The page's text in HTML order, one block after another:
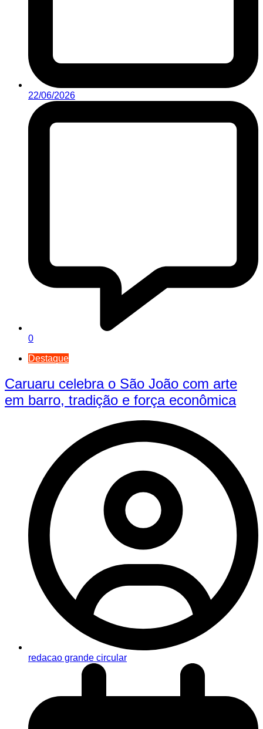
22/06/2026
0
Destaque
Caruaru celebra o São João com arte
em barro, tradição e força econômica
redacao grande circular